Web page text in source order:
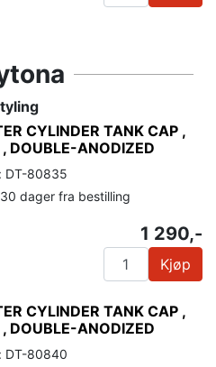
CYLINDER TANK CAP ,
DOUBLE-ANODIZED
DT-80835
dager fra bestilling
1 290,-
Kjøp
CYLINDER TANK CAP ,
DOUBLE-ANODIZED
DT-80840